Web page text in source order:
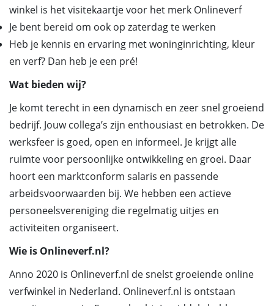
winkel is het visitekaartje voor het merk Onlineverf
Je bent bereid om ook op zaterdag te werken
Heb je kennis en ervaring met woninginrichting, kleur
en verf? Dan heb je een pré!
Wat bieden wij?
Je komt terecht in een dynamisch en zeer snel groeiend
bedrijf. Jouw collega’s zijn enthousiast en betrokken. De
werksfeer is goed, open en informeel. Je krijgt alle
ruimte voor persoonlijke ontwikkeling en groei. Daar
hoort een marktconform salaris en passende
arbeidsvoorwaarden bij. We hebben een actieve
personeelsvereniging die regelmatig uitjes en
activiteiten organiseert.
Wie is Onlineverf.nl?
Anno 2020 is Onlineverf.nl de snelst groeiende online
verfwinkel in Nederland. Onlineverf.nl is ontstaan